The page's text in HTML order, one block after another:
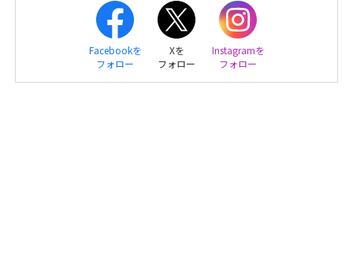
Facebookを
フォロー
Xを
フォロー
Instagramを
フォロー